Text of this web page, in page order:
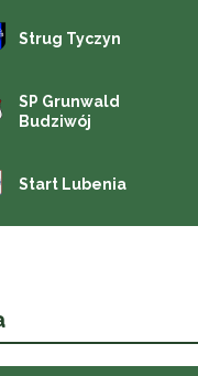
Strug Tyczyn
SP Grunwald
Budziwój
Start Lubenia